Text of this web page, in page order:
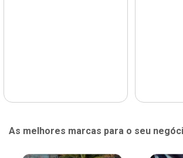
As melhores marcas para o seu